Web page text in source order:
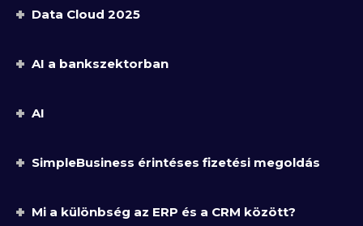
Data Cloud 2025
AI a bankszektorban
AI
SimpleBusiness érintéses fizetési megoldás
Mi a különbség az ERP és a CRM között?